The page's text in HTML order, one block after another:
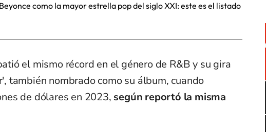
como la mayor estrella pop del siglo XXI: este es el listado
el mismo récord en el género de R&B y su gira
también nombrado como su álbum, cuando
de dólares en 2023, según reportó la misma